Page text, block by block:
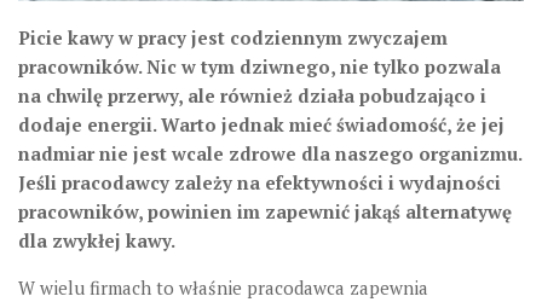
Picie kawy w pracy jest codziennym zwyczajem
pracowników. Nic w tym dziwnego, nie tylko pozwala
na chwilę przerwy, ale również działa pobudzająco i
dodaje energii. Warto jednak mieć świadomość, że jej
nadmiar nie jest wcale zdrowe dla naszego organizmu.
Jeśli pracodawcy zależy na efektywności i wydajności
pracowników, powinien im zapewnić jakąś alternatywę
dla zwykłej kawy.
W wielu firmach to właśnie pracodawca zapewnia